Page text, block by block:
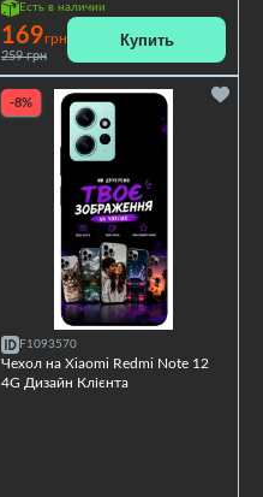
Есть в наличии
169грн
259 грн
Купить
-8%
F1093570
Чехол на Xiaomi Redmi Note 12
4G Дизайн Клієнта